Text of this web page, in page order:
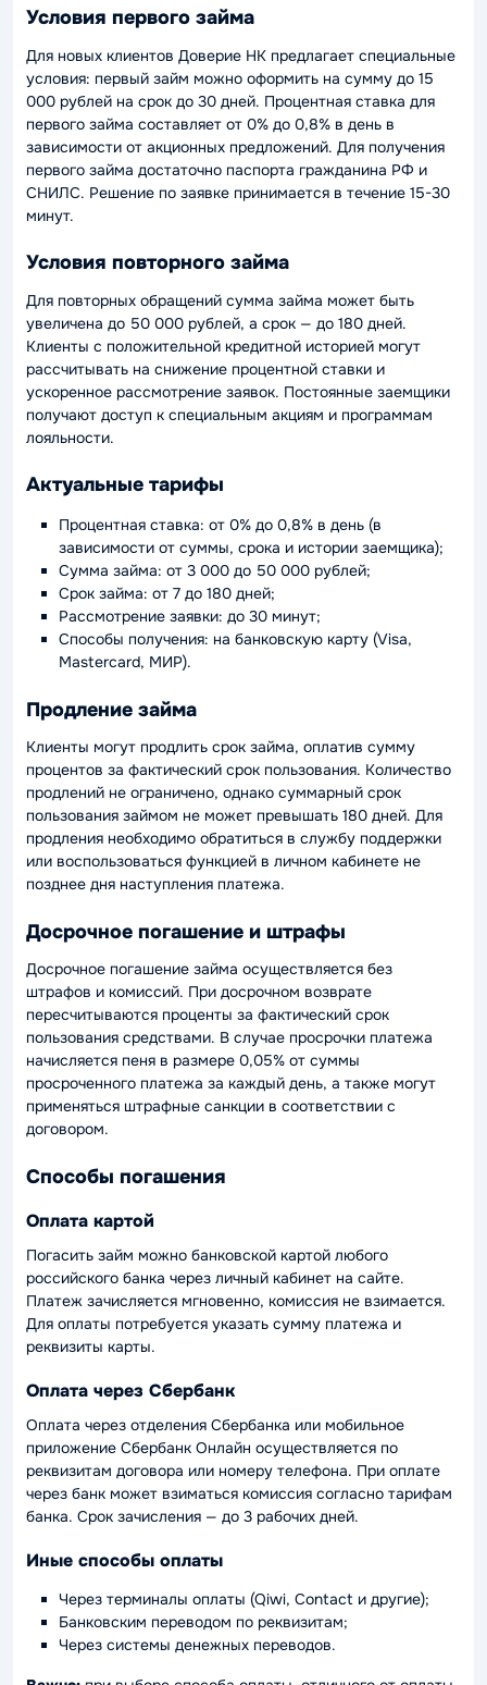
Условия первого займа
Для новых клиентов Доверие НК предлагает специальные
условия: первый займ можно оформить на сумму до 15
000 рублей на срок до 30 дней. Процентная ставка для
первого займа составляет от 0% до 0,8% в день в
зависимости от акционных предложений. Для получения
первого займа достаточно паспорта гражданина РФ и
СНИЛС. Решение по заявке принимается в течение 15-30
минут.
Условия повторного займа
Для повторных обращений сумма займа может быть
увеличена до 50 000 рублей, а срок — до 180 дней.
Клиенты с положительной кредитной историей могут
рассчитывать на снижение процентной ставки и
ускоренное рассмотрение заявок. Постоянные заемщики
получают доступ к специальным акциям и программам
лояльности.
Актуальные тарифы
Процентная ставка: от 0% до 0,8% в день (в
зависимости от суммы, срока и истории заемщика);
Сумма займа: от 3 000 до 50 000 рублей;
Срок займа: от 7 до 180 дней;
Рассмотрение заявки: до 30 минут;
Способы получения: на банковскую карту (Visa,
Mastercard, МИР).
Продление займа
Клиенты могут продлить срок займа, оплатив сумму
процентов за фактический срок пользования. Количество
продлений не ограничено, однако суммарный срок
пользования займом не может превышать 180 дней. Для
продления необходимо обратиться в службу поддержки
или воспользоваться функцией в личном кабинете не
позднее дня наступления платежа.
Досрочное погашение и штрафы
Досрочное погашение займа осуществляется без
штрафов и комиссий. При досрочном возврате
пересчитываются проценты за фактический срок
пользования средствами. В случае просрочки платежа
начисляется пеня в размере 0,05% от суммы
просроченного платежа за каждый день, а также могут
применяться штрафные санкции в соответствии с
договором.
Способы погашения
Оплата картой
Погасить займ можно банковской картой любого
российского банка через личный кабинет на сайте.
Платеж зачисляется мгновенно, комиссия не взимается.
Для оплаты потребуется указать сумму платежа и
реквизиты карты.
Оплата через Сбербанк
Оплата через отделения Сбербанка или мобильное
приложение Сбербанк Онлайн осуществляется по
реквизитам договора или номеру телефона. При оплате
через банк может взиматься комиссия согласно тарифам
банка. Срок зачисления — до 3 рабочих дней.
Иные способы оплаты
Через терминалы оплаты (Qiwi, Contact и другие);
Банковским переводом по реквизитам;
Через системы денежных переводов.